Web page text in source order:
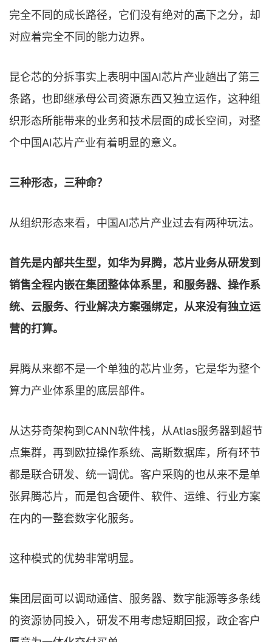
完全不同的成长路径，它们没有绝对的高下之分，却
对应着完全不同的能力边界。
昆仑芯的分拆事实上表明中国AI芯片产业趟出了第三
条路，也即继承母公司资源东西又独立运作，这种组
织形态所能带来的业务和技术层面的成长空间，对整
个中国AI芯片产业有着明显的意义。
三种形态，三种命？
从组织形态来看，中国AI芯片产业过去有两种玩法。
首先是内部共生型，如华为昇腾，芯片业务从研发到
销售全程内嵌在集团整体体系里，和服务器、操作系
统、云服务、行业解决方案强绑定，从来没有独立运
营的打算。
昇腾从来都不是一个单独的芯片业务，它是华为整个
算力产业体系里的底层部件。
从达芬奇架构到CANN软件栈，从Atlas服务器到超节
点集群，再到欧拉操作系统、高斯数据库，所有环节
都是联合研发、统一调优。客户采购的也从来不是单
张昇腾芯片，而是包含硬件、软件、运维、行业方案
在内的一整套数字化服务。
这种模式的优势非常明显。
集团层面可以调动通信、服务器、数字能源等多条线
的资源协同投入，研发不用考虑短期回报，政企客户